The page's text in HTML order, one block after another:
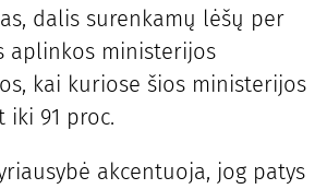
dalis surenkamų lėšų per
aplinkos ministerijos
kai kuriose šios ministerijos
iki 91 proc.
akcentuoja, jog patys